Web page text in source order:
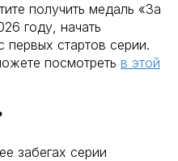
получить медаль «За
году, начать
первых стартов серии.
посмотреть в этой
забегах серии